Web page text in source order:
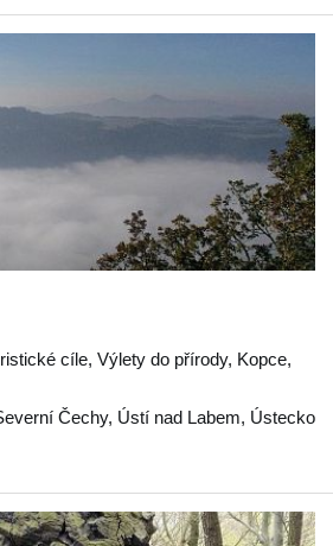
cíle, Výlety do přírody, Kopce,
Čechy, Ústí nad Labem, Ústecko